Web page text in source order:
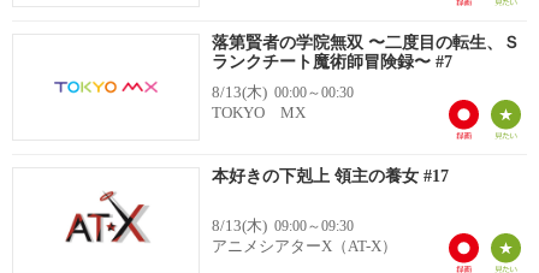
落第賢者の学院無双 〜二度目の転生、Ｓ
ランクチート魔術師冒険録〜 #7
8/13(木) 00:00～00:30
TOKYO MX
本好きの下剋上 領主の養女 #17
8/13(木) 09:00～09:30
アニメシアターX（AT-X）